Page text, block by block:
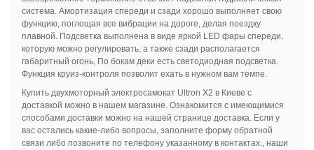
система. Амортизация спереди и сзади хорошо выполняет свою
функцию, поглощая все вибрации на дороге, делая поездку
плавной. Подсветка выполнена в виде яркой LED фары спереди,
которую можно регулировать, а также сзади располагается
габаритный огонь, По бокам деки есть светодиодная подсветка.
Функция круиз-контроля позволит ехать в нужном вам темпе.
Купить двухмоторный электросамокат Ultron X2 в Киеве с
доставкой можно в нашем магазине. Ознакомится с имеющимися
способами доставки можно на нашей странице доставка. Если у
вас остались какие-либо вопросы, заполните форму обратной
связи либо позвоните по телефону указанному в контактах., наши